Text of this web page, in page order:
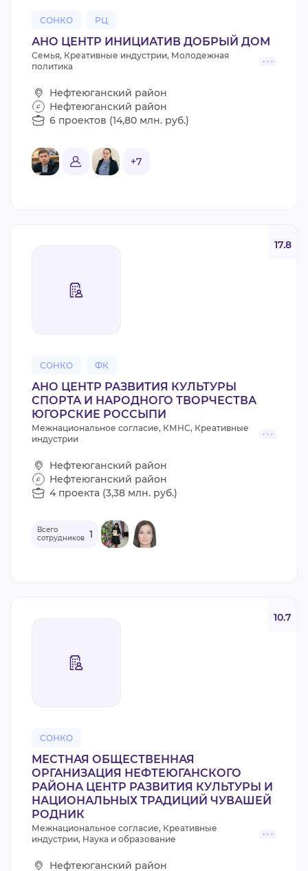
СОНКО РЦ
АНО ЦЕНТР ИНИЦИАТИВ ДОБРЫЙ ДОМ
Семья, Креативные индустрии, Молодежная
политика
Нефтеюганский район
Нефтеюганский район
6 проектов (14,80 млн. руб.)
+7
СОНКО ФК
17.8
АНО ЦЕНТР РАЗВИТИЯ КУЛЬТУРЫ
СПОРТА И НАРОДНОГО ТВОРЧЕСТВА
ЮГОРСКИЕ РОССЫПИ
Межнациональное согласие, КМНС, Креативные
индустрии
Нефтеюганский район
Нефтеюганский район
4 проекта (3,38 млн. руб.)
Всего
сотрудников 1
СОНКО
10.7
МЕСТНАЯ ОБЩЕСТВЕННАЯ
ОРГАНИЗАЦИЯ НЕФТЕЮГАНСКОГО
РАЙОНА ЦЕНТР РАЗВИТИЯ КУЛЬТУРЫ И
НАЦИОНАЛЬНЫХ ТРАДИЦИЙ ЧУВАШЕЙ
РОДНИК
Межнациональное согласие, Креативные
индустрии, Наука и образование
Нефтеюганский район